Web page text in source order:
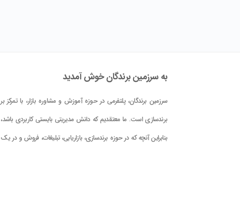
به سرزمین برندگان خوش آمدید
سرزمین برندگان، پلتفرمی در حوزه آموزش و مشاوره بازار، با تمرکز بر
برندسازی است. ما معتقدیم که دانش مدیریتی بایستی کاربردی باشد،
بنابراین آنچه که در حوزه برندسازی، بازاریابی، تبلیغات، فروش و در یک